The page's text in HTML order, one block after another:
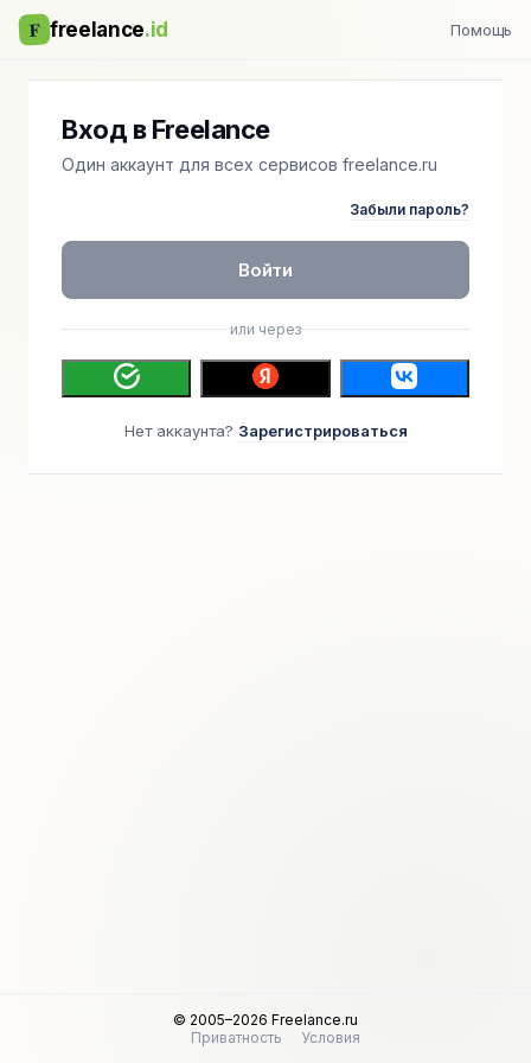
F freelance.id Помощь
Вход в Freelance
Один аккаунт для всех сервисов freelance.ru
Забыли пароль?
Войти
или через
Нет аккаунта? Зарегистрироваться
© 2005–2026 Freelance.ru
Приватность
Условия